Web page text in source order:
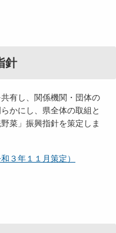
針
有し、関係機関・団体の
かにし、県全体の取組と
菜」振興指針を策定しま
３年１１月策定）